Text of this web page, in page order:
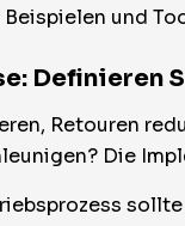
und
Definieren
Retouren
Die